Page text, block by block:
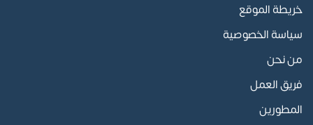
خريطة الموقع
سياسة الخصوصية
من نحن
فريق العمل
المطورين